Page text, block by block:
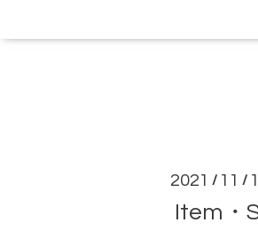
2021 / 11 /
Item・